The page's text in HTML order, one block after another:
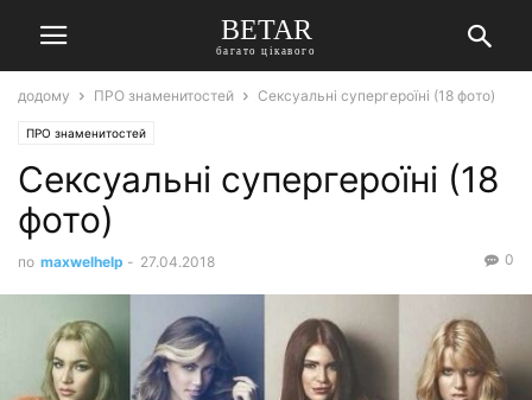
BETAR
багато цікавого
додому ПРО знаменитостей Сексуальні супергероїні (18 фото)
ПРО знаменитостей
Сексуальні супергероїні (18
фото)
по maxwelhelp - 27.04.2018 0